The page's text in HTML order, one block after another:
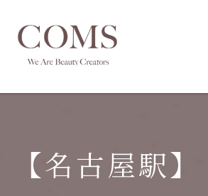
【名古屋駅